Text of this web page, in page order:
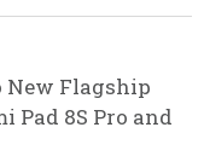
New Flagship
Pad 8S Pro and